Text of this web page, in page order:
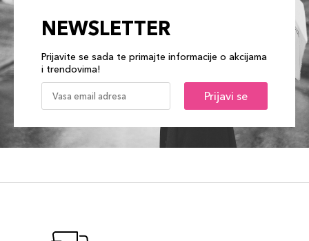
NEWSLETTER
Prijavite se sada te primajte informacije o akcijama
i trendovima!
Prijavi se